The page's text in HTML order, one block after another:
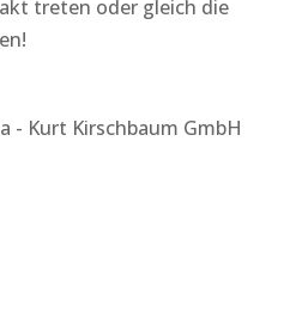
treten oder gleich die